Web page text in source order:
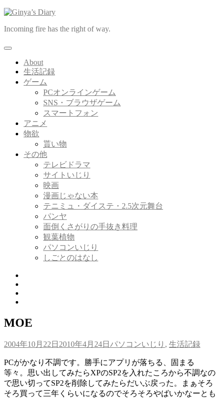
コ
テ
Incoming fire has the right of way.
About
生活記録
ゲーム
PCオンラインゲーム
SNS・ブラウザゲーム
スマートフォン
アニメ
物欲
貰い物
その他
テレビドラマ
サイトいじり
映画
漫画じゃない本
テニミュ・ダイステ・2.5次元舞台
パンヤ
面倒くさがりの手抜き料理
観葉植物
パソコンいじり
しごとのはなし
MOE
投
日:
2004年10月22日 2010年4月24日 カ
ゴ
リ
ー
パソコンいじり , 生活記録
PCがかなり不調です。勝手にアプリが落ちる、固まる
等々。思い出してみたらXPのSP2を入れたころから不調なの
で思い切ってSP2を削除してみたらだいぶ戻った。まぁそろ
そろ買って三年くらいになるのでそろそろやばいかなーとも